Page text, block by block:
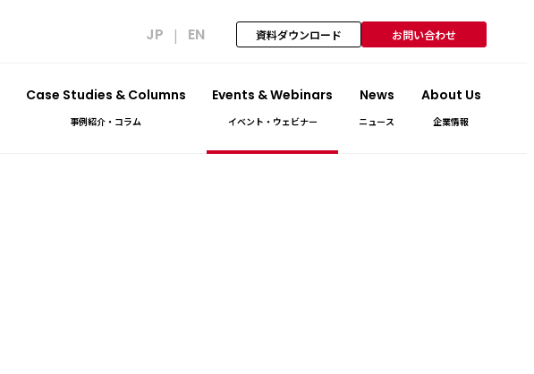
JP | EN 資料ダウンロード お問い合わせ
Case Studies & Columns
事例紹介・コラム
Events & Webinars
イベント・ウェビナー
News
ニュース
About Us
企業情報